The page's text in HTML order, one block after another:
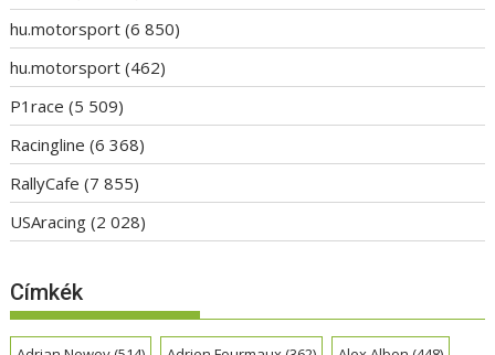
hu.motorsport (6 850)
hu.motorsport (462)
P1race (5 509)
Racingline (6 368)
RallyCafe (7 855)
USAracing (2 028)
Címkék